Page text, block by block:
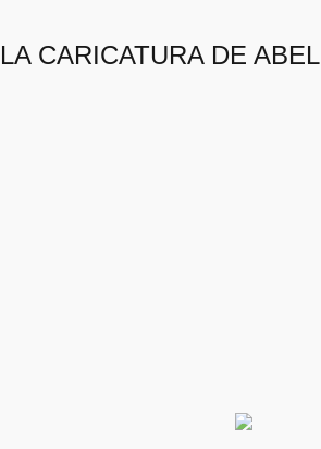
LA CARICATURA DE ABEL